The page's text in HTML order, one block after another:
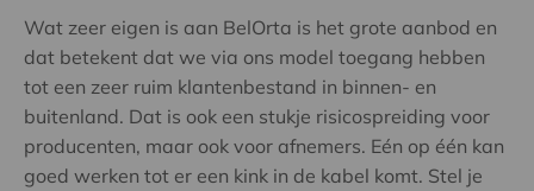
Wat zeer eigen is aan BelOrta is het grote aanbod en
dat betekent dat we via ons model toegang hebben
tot een zeer ruim klantenbestand in binnen- en
buitenland. Dat is ook een stukje risicospreiding voor
producenten, maar ook voor afnemers. Eén op één kan
goed werken tot er een kink in de kabel komt. Stel je